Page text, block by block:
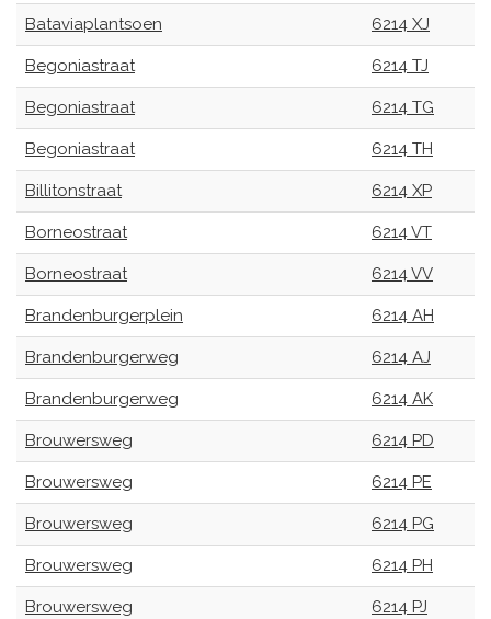
Bataviaplantsoen 6214 XJ
Begoniastraat 6214 TJ
Begoniastraat 6214 TG
Begoniastraat 6214 TH
Billitonstraat 6214 XP
Borneostraat 6214 VT
Borneostraat 6214 VV
Brandenburgerplein 6214 AH
Brandenburgerweg 6214 AJ
Brandenburgerweg 6214 AK
Brouwersweg 6214 PD
Brouwersweg 6214 PE
Brouwersweg 6214 PG
Brouwersweg 6214 PH
Brouwersweg 6214 PJ